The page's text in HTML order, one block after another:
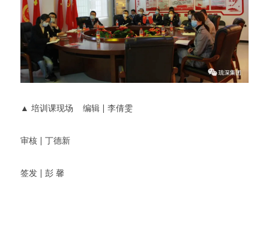
▲ 培训课现场    编辑 | 李倩雯
审核 | 丁德新
签发 | 彭 馨